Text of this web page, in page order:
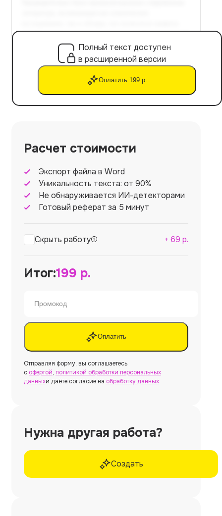
Полный текст доступен
в расширенной версии
Оплатить 199 р.
Расчет стоимости
Экспорт файла в Word
Уникальность текста: от 90%
Не обнаруживается ИИ-детекторами
Готовый реферат за 5 минут
Скрыть работу + 69 р.
Итог:199 р.
Оплатить
Отправляя форму, вы соглашаетесь
с офертой, политикой обработки персональных
данныхи даёте согласие на обработку данных
Нужна другая работа?
Создать